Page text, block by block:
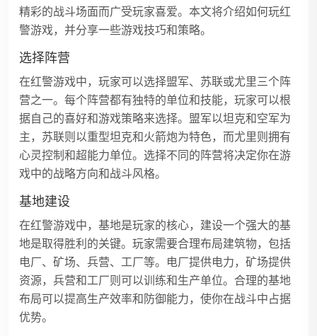
精彩的战斗场面而广受玩家喜爱。本文将介绍如何玩红
警游戏，并分享一些游戏技巧和策略。
选择阵营
在红警游戏中，玩家可以选择盟军、苏联或尤里三个阵
营之一。每个阵营都有独特的单位和技能，玩家可以根
据自己的喜好和游戏策略来选择。盟军以坦克和空军为
主，苏联则以重型坦克和火箭炮为特色，而尤里则拥有
心灵控制和超能力单位。选择不同的阵营将决定你在游
戏中的战略方向和战斗风格。
基地建设
在红警游戏中，基地是玩家的核心，建设一个强大的基
地是取得胜利的关键。玩家需要合理布局建筑物，包括
电厂、矿场、兵营、工厂等。电厂提供电力，矿场提供
资源，兵营和工厂则可以训练和生产单位。合理的基地
布局可以提高生产效率和防御能力，使你在战斗中占据
优势。